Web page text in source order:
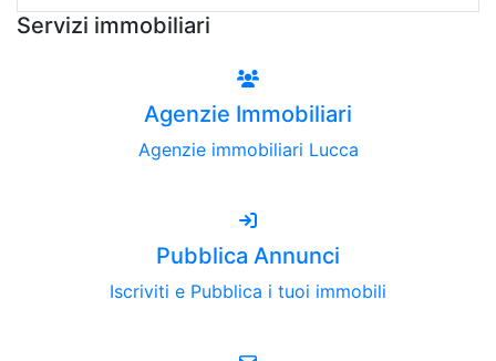
Servizi immobiliari
Agenzie Immobiliari
Agenzie immobiliari Lucca
Pubblica Annunci
Iscriviti e Pubblica i tuoi immobili